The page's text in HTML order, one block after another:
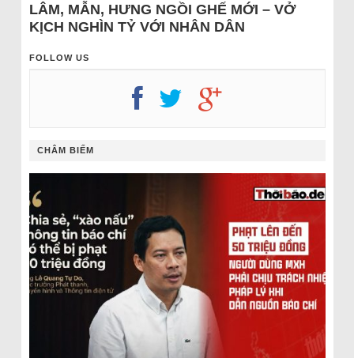
LÂM, MẪN, HƯNG NGỒI GHẾ MỚI – VỞ
KỊCH NGHÌN TỶ VỚI NHÂN DÂN
FOLLOW US
CHÂM BIẾM